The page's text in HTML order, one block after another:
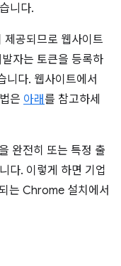
니다.
제공되므로 웹사이트
자는 토큰을 등록하
니다. 웹사이트에서
은 아래를 참고하세
완전히 또는 특정 출
다. 이렇게 하면 기업
는 Chrome 설치에서